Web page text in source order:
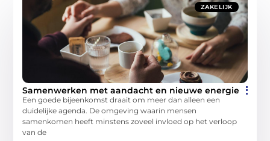
ZAKELIJK
Samenwerken met aandacht en nieuwe energie
Een goede bijeenkomst draait om meer dan alleen een
duidelijke agenda. De omgeving waarin mensen
samenkomen heeft minstens zoveel invloed op het verloop
van de